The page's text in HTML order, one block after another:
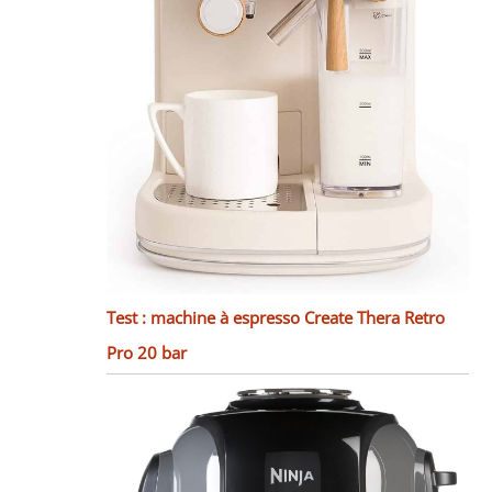
Test : machine à espresso Create Thera Retro
Pro 20 bar